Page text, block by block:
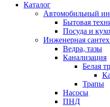
Каталог
Автомобильный
Бытовая
Посуда и
Инженерная
Ведра, тазы
Канализация
Белая
Трапы
Насосы
ПНД